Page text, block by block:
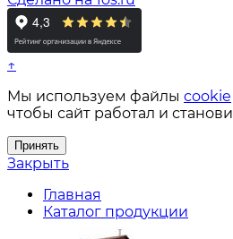
↑
Мы используем файлы cookie
чтобы сайт работал и
Принять
Закрыть
Главная
Каталог продукции